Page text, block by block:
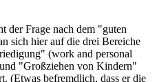
der Frage nach dem "guten
sich hier auf die drei Bereiche
(work and personal
"Großziehen von Kindern"
(Etwas befremdlich, dass er die